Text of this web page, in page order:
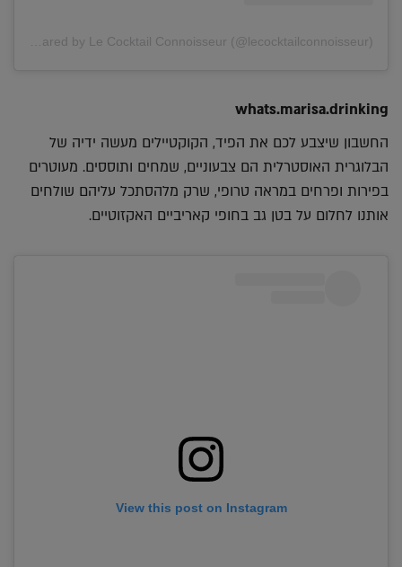
whats.marisa.drinking
החשבון שיצבע לכם את הפיד, הקוקטיילים מעשה ידיה של
הבלוגרית האוסטרלית הם צבעוניים, שמחים ותוססים. מעוטרים
בפירות ופרחים במראה טרופי, שרק מלהסתכל עליהם שולחים
אותנו לחלום על בטן גב בחופי קאריביים האקזוטיים.
View this post on Instagram